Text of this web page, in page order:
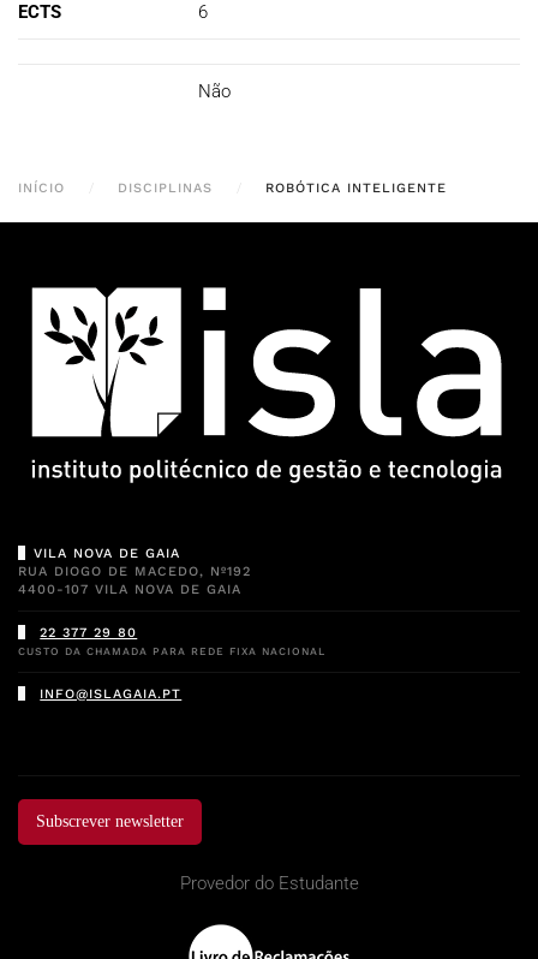
ECTS 6
Não
INÍCIO DISCIPLINAS ROBÓTICA INTELIGENTE
VILA NOVA DE GAIA
RUA DIOGO DE MACEDO, Nº192
4400-107 VILA NOVA DE GAIA
22 377 29 80
CUSTO DA CHAMADA PARA REDE FIXA NACIONAL
INFO@ISLAGAIA.PT
Subscrever newsletter
Provedor do Estudante